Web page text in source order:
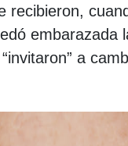
recibieron,
embarazada
a